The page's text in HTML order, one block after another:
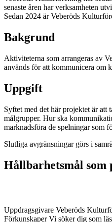
senaste åren har verksamheten
Sedan 2024 är Veberöds
Bakgrund
Aktiviteterna som arrangeras av
används för att kommunicera om
Uppgift
Syftet med det här projektet är
målgrupper. Hur ska
marknadsföra de spelningar som
Slutliga avgränsningar görs i
Hållbarhetsmål
Uppdragsgivare Veberöds
Förkunskaper Vi söker dig som